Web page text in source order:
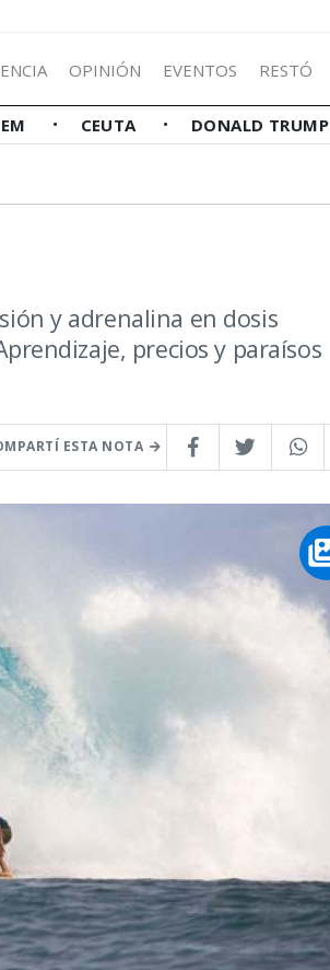
OPINIÓN EVENTOS RESTÓ
CEUTA DONALD TRUMP
y adrenalina en dosis
precios y paraísos
ESTA NOTA